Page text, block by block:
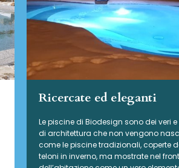
Ricercate ed eleganti
Le piscine di Biodesign sono dei veri
di architettura che non vengono
come le piscine tradizionali, coperte
teloni in inverno, ma mostrate nel